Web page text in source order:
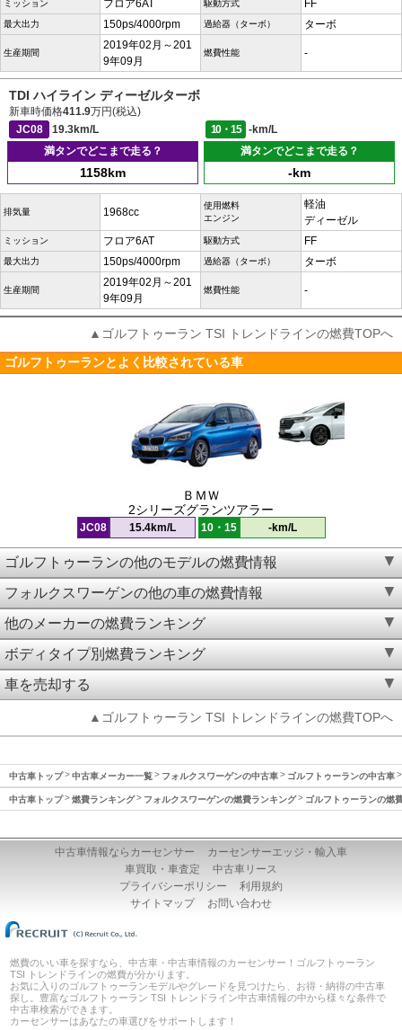
ミッション フロア6AT 駆動方式 FF
最大出力 150ps/4000rpm 過給器（ターボ） ターボ
生産期間
2019年02月～201
9年09月
燃費性能 -
TDI ハイライン ディーゼルターボ
新車時価格411.9万円(税込)
JC08
19.3km/L 10・15
-km/L
満タンでどこまで走る？
1158km
満タンでどこまで走る？
-km
排気量 1968cc
使用燃料
エンジン
軽油
ディーゼル
ミッション フロア6AT 駆動方式 FF
最大出力 150ps/4000rpm 過給器（ターボ） ターボ
生産期間
2019年02月～201
9年09月
燃費性能 -
▲ゴルフトゥーラン TSI トレンドラインの燃費TOPへ
ゴルフトゥーランとよく比較されている車
ＢＭＷ
2シリーズグランツアラー
JC08 15.4km/L 10・15 -km/L
ゴルフトゥーランの他のモデルの燃費情報
フォルクスワーゲンの他の車の燃費情報
他のメーカーの燃費ランキング
ボディタイプ別燃費ランキング
車を売却する
▲ゴルフトゥーラン TSI トレンドラインの燃費TOPへ
中古車トップ 中古車メーカー一覧 フォルクスワーゲンの中古車 ゴルフトゥーランの中古車
中古車トップ 燃費ランキング フォルクスワーゲンの燃費ランキング ゴルフトゥーランの燃
中古車情報ならカーセンサー
カーセンサーエッジ・輸入車
車買取・車査定
中古車リース
プライバシーポリシー
利用規約
サイトマップ
お問い合わせ
燃費のいい車を探すなら、中古車・中古車情報のカーセンサー！ゴルフトゥーラン
TSI トレンドラインの燃費が分かります。
お気に入りのゴルフトゥーランモデルやグレードを見つけたら、お得・納得の中古車
探し。豊富なゴルフトゥーラン TSI トレンドライン中古車情報の中から様々な条件で
中古車検索ができます。
カーセンサーはあなたの車選びをサポートします！